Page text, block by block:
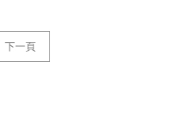
下一頁